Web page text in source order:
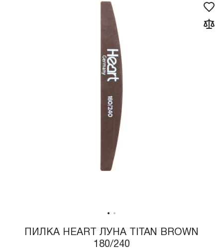
ПИЛКА HEART ЛУНА TITAN BROWN
180/240